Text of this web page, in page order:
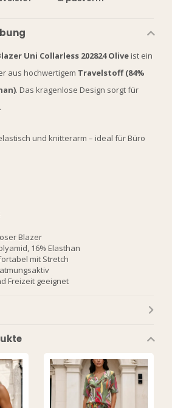
Uni Collarless 202824 Olive ist ein
aus hochwertigem Travelstoff (84%
. Das kragenlose Design sorgt für
und knitterarm – ideal für Büro
Blazer
16% Elasthan
mit Stretch
Freizeit geeignet